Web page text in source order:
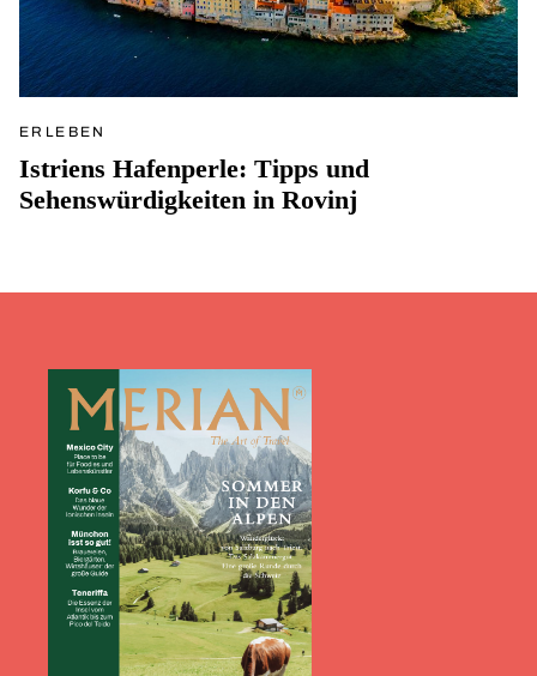
ERLEBEN
Istriens Hafenperle: Tipps und
Sehenswürdigkeiten in Rovinj